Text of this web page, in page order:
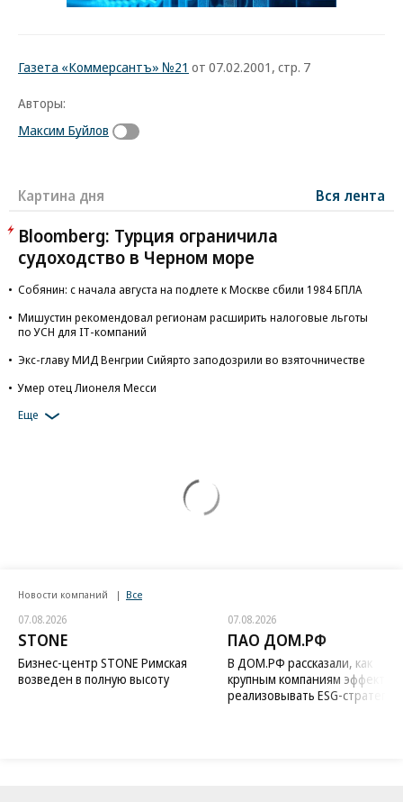
Газета «Коммерсантъ» №21 от 07.02.2001, стр. 7
Авторы:
Максим Буйлов
Картина дня Вся лента
Bloomberg: Турция ограничила
судоходство в Черном море
Собянин: с начала августа на подлете к Москве сбили 1984 БПЛА
Мишустин рекомендовал регионам расширить налоговые льготы
по УСН для IT-компаний
Экс-главу МИД Венгрии Сийярто заподозрили во взяточничестве
Умер отец Лионеля Месси
Еще
Новости компаний Все
07.08.2026
STONE
Бизнес-центр STONE Римская
возведен в полную высоту
07.08.2026
ПАО ДОМ.РФ
В ДОМ.РФ рассказали, как
крупным компаниям
реализовывать ESG-стратегию